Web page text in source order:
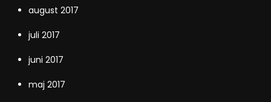
august 2017
juli 2017
juni 2017
maj 2017